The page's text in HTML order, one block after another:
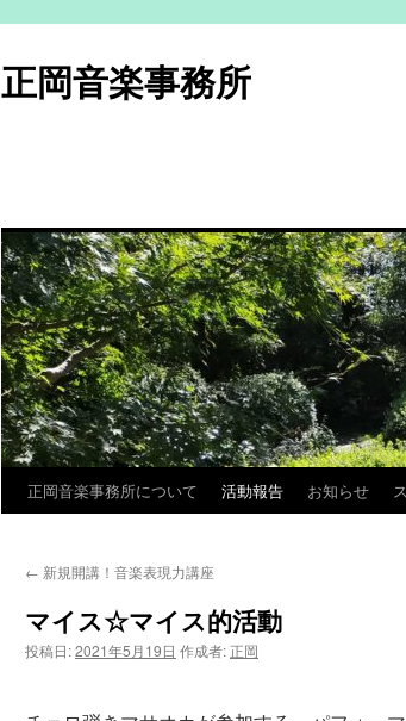
テ
ン
プ
正岡音楽事務所
正岡音楽事務所について 活動報告 お知らせ
← 新規開講！音楽表現力講座
マイス☆マイス的活動
投稿日:2021年5月19日 作成者: 正岡